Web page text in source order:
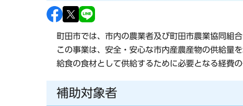
町田市では、市内の農業者及び町田市農業協同組
この事業は、安全・安心な市内産農産物の供給量
給食の食材として供給するために必要となる経費の
補助対象者